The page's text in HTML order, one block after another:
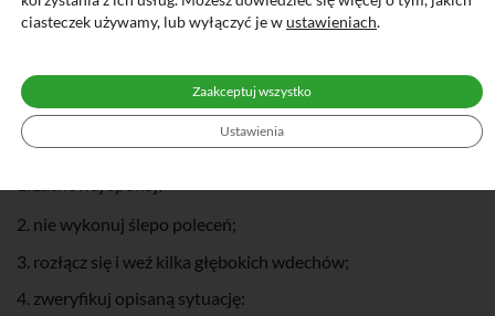
wskazanym przez przestępców miejscu.
Kiedy ktoś dzwoni i próbuje wywierać na Tobie presję,
wymuszając wypłatę pieniędzy, stosuj się do poniższych
zasad:
nie wykonuj ślepo poleceń;
rozłącz się i weź kilka głębokich wdechów;
zweryfikuj opisaną sytuację:
ciasteczek używamy, lub wyłączyć je wustawieniach.
Zaakceptuj wszystko
Ustawienia